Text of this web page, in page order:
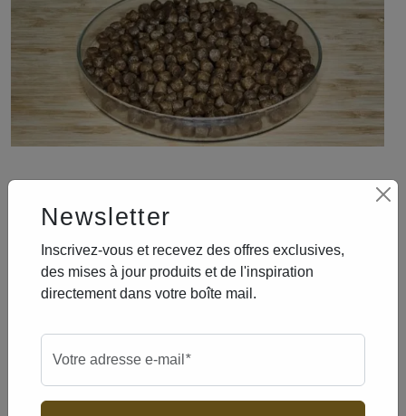
3c6f851b
Newsletter
Inscrivez-vous et recevez des offres exclusives,
des mises à jour produits et de l'inspiration
directement dans votre boîte mail.
Votre adresse e-mail *obligatoire
w2103469
03f22903
49c40d8b
w6e53523
5ba74a5e
a215b03c
Partager
biens
Modèle soft expander scopex
poids 100 gr